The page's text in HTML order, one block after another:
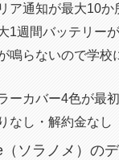
ア通知が最大10か
1週間バッテリー
鳴らないので学校
ーカバー4色が最
なし・解約金なし
ソラノメ）の